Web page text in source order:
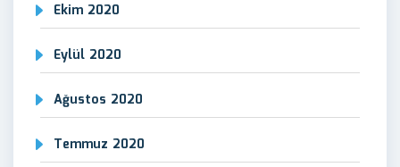
Ekim 2020
Eylül 2020
Ağustos 2020
Temmuz 2020